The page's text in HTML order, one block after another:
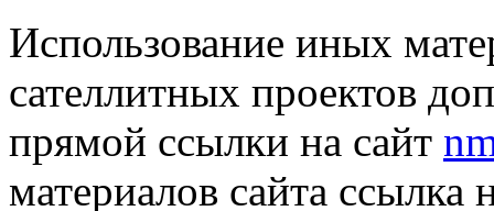
Использование иных
сателлитных проектов
прямой ссылки на сайт
материалов сайта ссылка